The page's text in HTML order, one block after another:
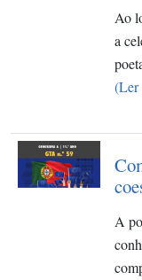
Ao
a
(Ler
A